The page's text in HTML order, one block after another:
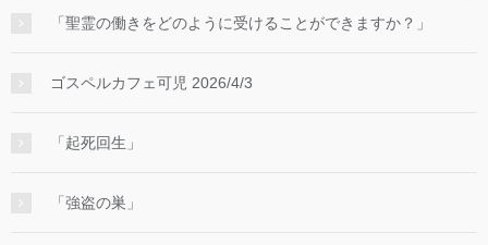
「聖霊の働きをどのように受けることができますか？」
ゴスペルカフェ可児 2026/4/3
「起死回生」
「強盗の巣」